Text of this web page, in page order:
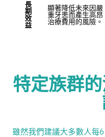
長
期
效
益
顯著降低未來因嚴
重牙患而產生高昂
治療費用的風險。
特定族群
雖然我們建議大多數人每